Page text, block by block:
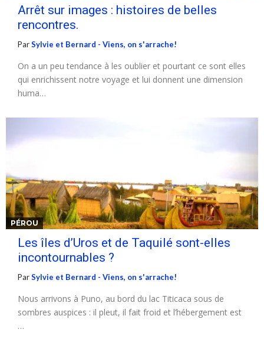
Arrêt sur images : histoires de belles
rencontres.
ParSylvie et Bernard - Viens, on s'arrache!
On a un peu tendance à les oublier et pourtant ce sont elles
qui enrichissent notre voyage et lui donnent une dimension
huma…
PÉROU
Les îles d’Uros et de Taquilé sont-elles
incontournables ?
ParSylvie et Bernard - Viens, on s'arrache!
Nous arrivons à Puno, au bord du lac Titicaca sous de
sombres auspices : il pleut, il fait froid et l’hébergement est
…